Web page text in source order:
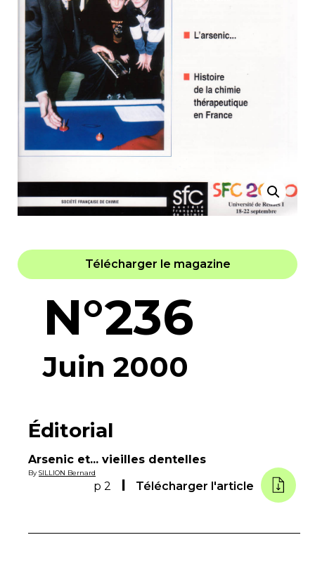
Télécharger le magazine
N°236
Juin 2000
Éditorial
Arsenic et... vieilles dentelles
By SILLION Bernard
p 2 Télécharger l'article